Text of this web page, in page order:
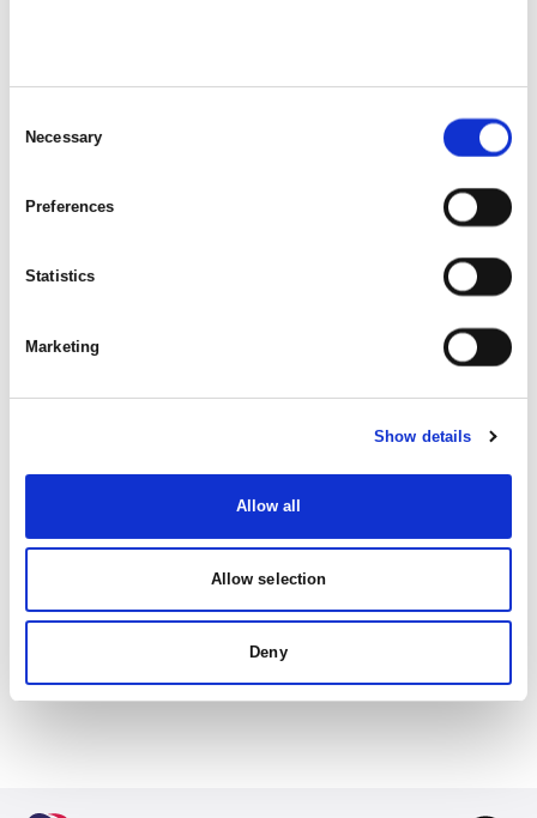
Selection
Necessary
Preferences
Statistics
Marketing
Show details
Allow all
Allow selection
Deny